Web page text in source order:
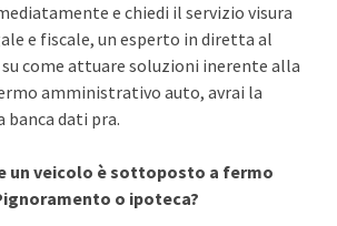
e chiedi il servizio visura
e fiscale, un esperto in diretta al
come attuare soluzioni inerente alla
amministrativo auto, avrai la
dati pra.
un veicolo è sottoposto a fermo
o ipoteca?